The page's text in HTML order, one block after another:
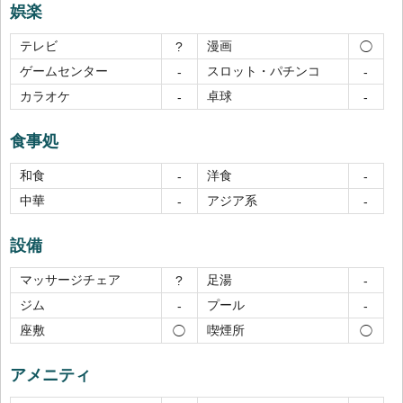
娯楽
テレビ ? 漫画
◯
ゲームセンター
- スロット・パチンコ
-
カラオケ
- 卓球 -
食事処
和食 - 洋食
-
中華
- アジア系 -
設備
マッサージチェア ? 足湯
-
ジム
- プール
-
座敷
◯ 喫煙所 ◯
アメニティ